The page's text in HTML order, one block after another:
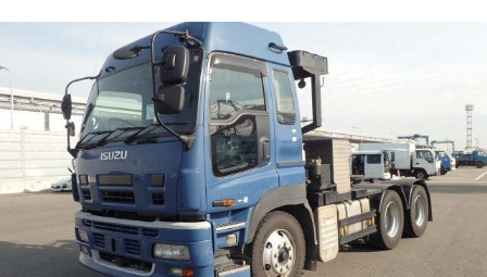
カ
ト
ウ
ラ
フ
タ
ク
レ
ー